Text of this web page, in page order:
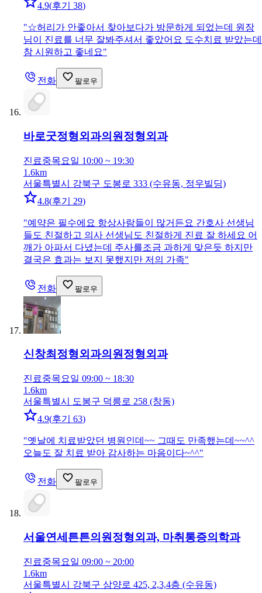
4.9(후기 38)
"☆허리가 안좋아서 찾아보다가 방문하게 되었는데 원장
님이 진료를 너무 잘봐주셔서 좋았어요 도수치료 받았는데
참 시원하고 좋네요"
전화 팔로우
바로굿정형외과의원 정형외과
진료중목요일 10:00 ~ 19:30
1.6km
서울특별시 강북구 도봉로 333 (수유동, 정우빌딩)
4.8(후기 29)
"예약은 필수에요 항상사람들이 많거든요 간호사 선생님
들도 친절하고 의사 선생님도 친절하게 진료 잘 하세요 어
깨가 아파서 다녔는데 주사를조금 과하게 맞은듯 하지만
결국은 효과는 보지 못했지만 저의 가족"
전화 팔로우
신창최정형외과의원정형외과
진료중목요일 09:00 ~ 18:30
1.6km
서울특별시 도봉구 덕릉로 258 (창동)
4.9(후기 63)
"옛날에 치료받았던 병원인데~~ 그때도 만족했는데~~^^
오늘도 잘 치료 받아 감사하는 마음이다~^^"
전화 팔로우
서울연세튼튼의원 정형외과, 마취통증의학과
진료중목요일 09:00 ~ 20:00
1.6km
서울특별시 강북구 삼양로 425, 2,3,4층 (수유동)